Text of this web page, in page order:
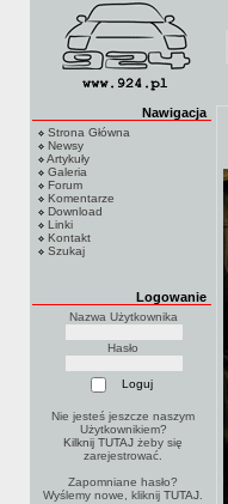
Nawigacja
Strona Główna
Newsy
Artykuły
Galeria
Forum
Komentarze
Download
Linki
Kontakt
Szukaj
Logowanie
Nazwa Użytkownika
Hasło
Nie jesteś jeszcze naszym
Użytkownikiem?
Kilknij TUTAJ żeby się
zarejestrować.
Zapomniane hasło?
Wyślemy nowe, kliknijTUTAJ